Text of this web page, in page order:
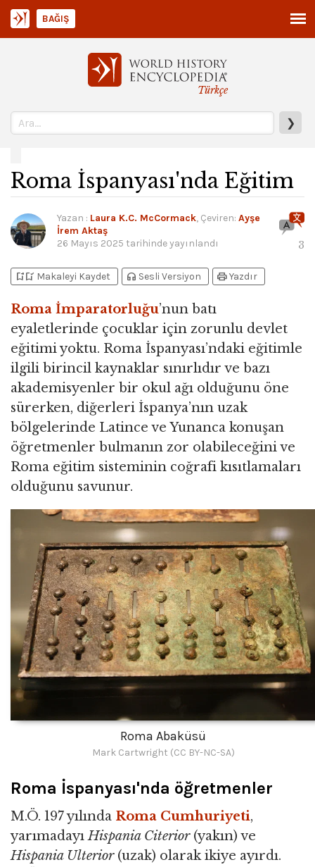
Türkçe
❯
BAĞIŞ
Roma İspanyası'nda Eğitim
Yazan : Laura K.C. McCormack, Çeviren: Ayşe
İrem Aktaş
26 Mayıs 2025 tarihinde yayınlandı 3
bookmark_addbookmark_added Makaleyi Kaydet headphones Sesli Versiyon printYazdır
Roma İmparatorluğu’nun batı
eyaletlerinde çocuklar için zorunlu devlet
eğitimi yoktu. Roma İspanyası’ndaki eğitimle
ilgili birincil kaynaklar sınırlıdır ve bazı
akademisyenler bir okul ağı olduğunu öne
sürerken, diğerleri İspanya’nın uzak
bölgelerinde Latince ve Yunanca konuşan
öğretmenler bulmanın zor olabileceğini ve
Roma eğitim sisteminin coğrafi kısıtlamaları
olduğunu savunur.
Roma Abaküsü
Mark Cartwright (CC BY-NC-SA)
Roma İspanyası'nda öğretmenler
M.Ö. 197 yılında Roma Cumhuriyeti,
yarımadayıHispania Citerior(yakın) ve
Hispania Ulterior(uzak) olarak ikiye ayırdı.